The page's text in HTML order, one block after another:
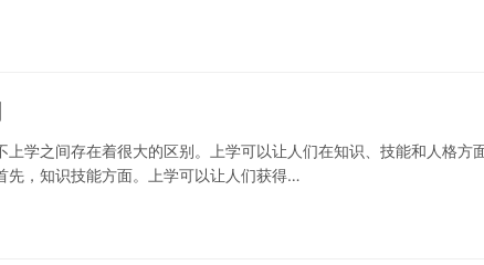
上学之间存在着很大的区别。上学可以让人们在知识、技能和人格方
先，知识技能方面。上学可以让人们获得…